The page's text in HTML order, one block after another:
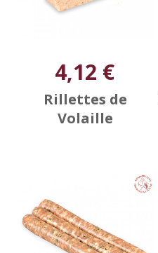
4,12 €
Rillettes de
Volaille